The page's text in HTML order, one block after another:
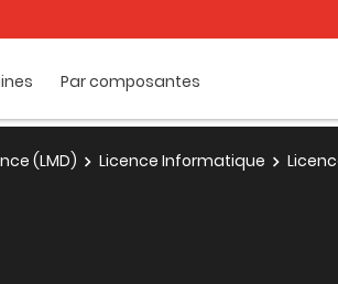
Par composantes
(LMD) Licence Informatique